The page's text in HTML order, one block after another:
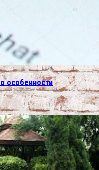
особенности